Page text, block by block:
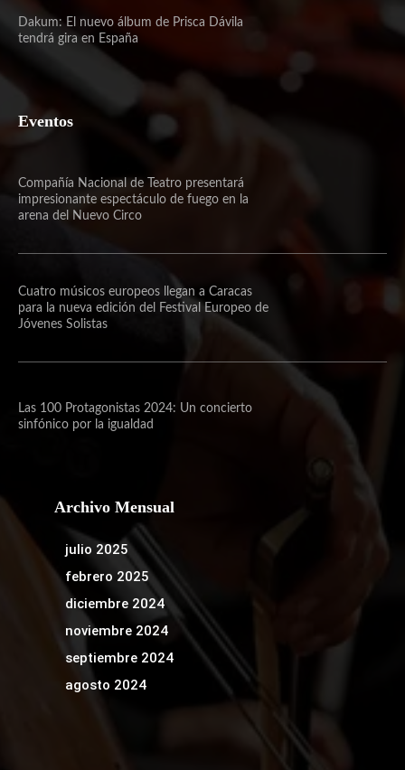
Dakum: El nuevo álbum de Prisca Dávila
tendrá gira en España
Eventos
Compañía Nacional de Teatro presentará
impresionante espectáculo de fuego en la
arena del Nuevo Circo
Cuatro músicos europeos llegan a Caracas
para la nueva edición del Festival Europeo de
Jóvenes Solistas
Las 100 Protagonistas 2024: Un concierto
sinfónico por la igualdad
Archivo Mensual
julio 2025
febrero 2025
diciembre 2024
noviembre 2024
septiembre 2024
agosto 2024